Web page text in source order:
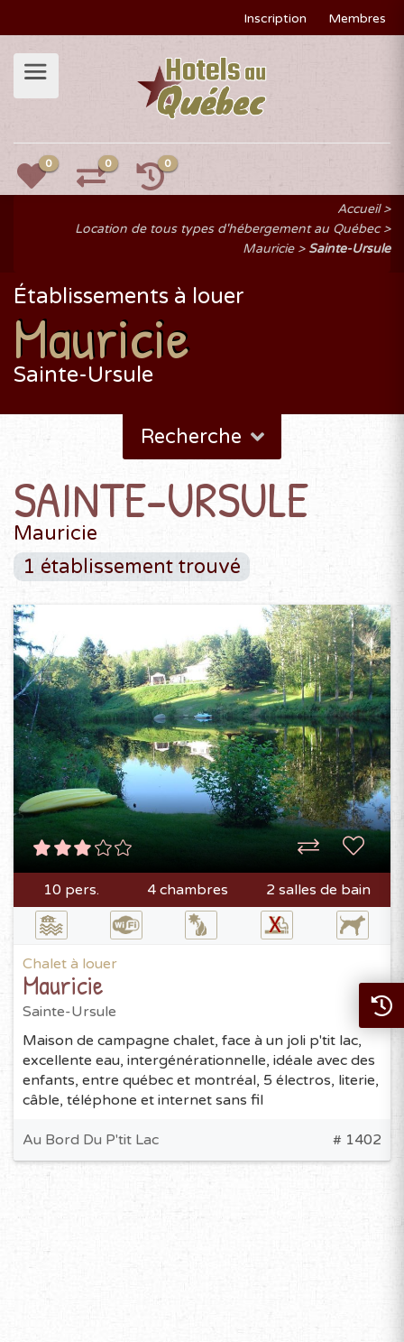
Inscription Membres
0 0 0
Accueil
Location de tous types d'hébergement au Québec
Mauricie
Sainte-Ursule
Établissements à louer
Mauricie
Sainte-Ursule
Recherche
SAINTE-URSULE
Mauricie
1 établissement trouvé
10 pers. 4 chambres 2 salles de bain
Chalet à louer
Mauricie
Sainte-Ursule
Maison de campagne chalet, face à un joli p'tit lac,
excellente eau, intergénérationnelle, idéale avec des
enfants, entre québec et montréal, 5 électros, literie,
câble, téléphone et internet sans fil
Au Bord Du P'tit Lac # 1402